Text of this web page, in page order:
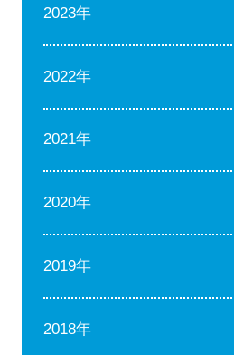
2023年
2022年
2021年
2020年
2019年
2018年